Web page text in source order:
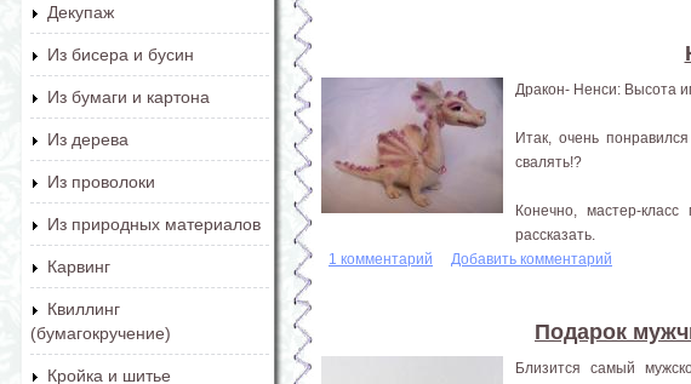
Декупаж
Из бисера и бусин
Из бумаги и картона
Из дерева
Из проволоки
Из природных материалов
Карвинг
Квиллинг
(бумагокручение)
Кройка и шитье
Дракон- Ненси: Высота
Итак, очень
свалять!?
Конечно, мастер-
рассказать.
1 комментарий
Добавить комментарий
Подарок
Близится самый